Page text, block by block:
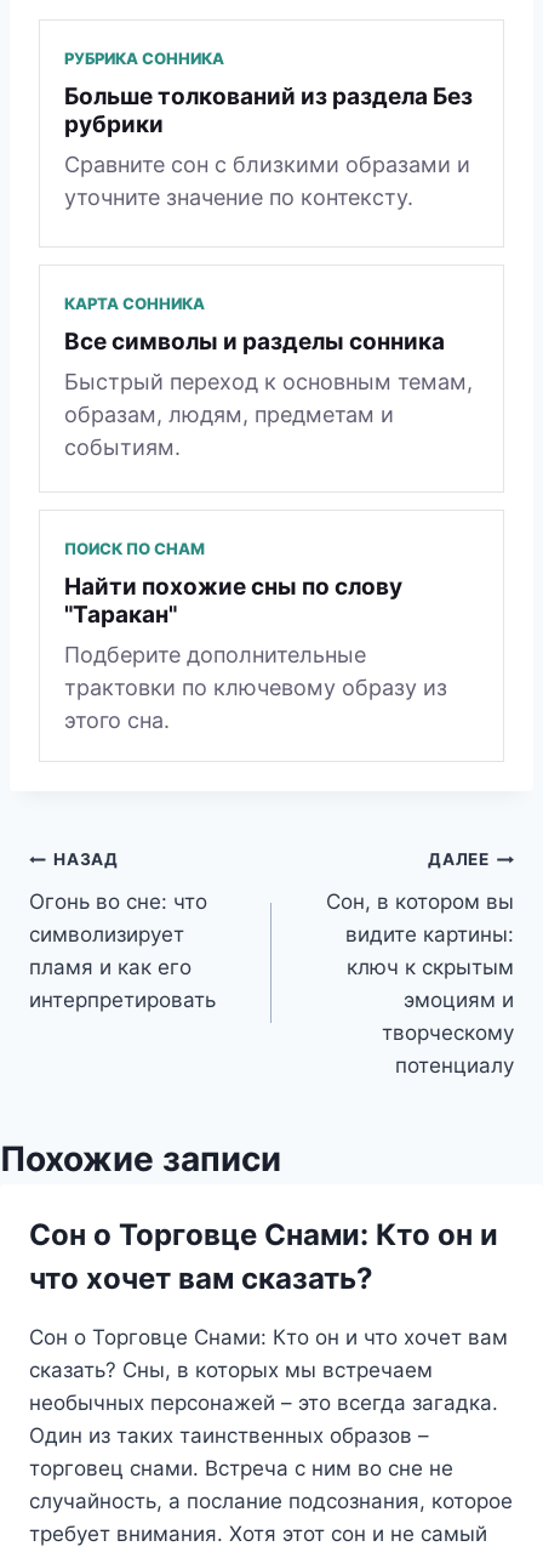
РУБРИКА СОННИКА
Больше толкований из раздела Без
рубрики
Сравните сон с близкими образами и
уточните значение по контексту.
КАРТА СОННИКА
Все символы и разделы сонника
Быстрый переход к основным темам,
образам, людям, предметам и
событиям.
ПОИСК ПО СНАМ
Найти похожие сны по слову
"Таракан"
Подберите дополнительные
трактовки по ключевому образу из
этого сна.
Навигация
по
записям
НАЗАД
Огонь во сне: что
символизирует
пламя и как его
интерпретировать
ДАЛЕЕ
Сон, в котором вы
видите картины:
ключ к скрытым
эмоциям и
творческому
потенциалу
Похожие записи
Сон о Торговце Снами: Кто он и
что хочет вам сказать?
Сон о Торговце Снами: Кто он и что хочет вам
сказать? Сны, в которых мы встречаем
необычных персонажей – это всегда загадка.
Один из таких таинственных образов –
торговец снами. Встреча с ним во сне не
случайность, а послание подсознания, которое
требует внимания. Хотя этот сон и не самый